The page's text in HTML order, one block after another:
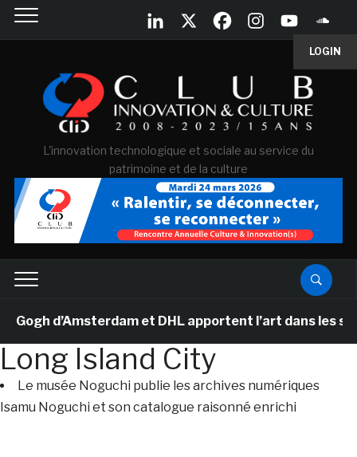
LOGIN
L'innovation technologique et sociale au service du
patrimoine et de la culture
d’Amsterdam et DHL apportent l’art dans les
Long Island City
Le musée Noguchi publie les archives numériques
Isamu Noguchi et son catalogue raisonné enrichi